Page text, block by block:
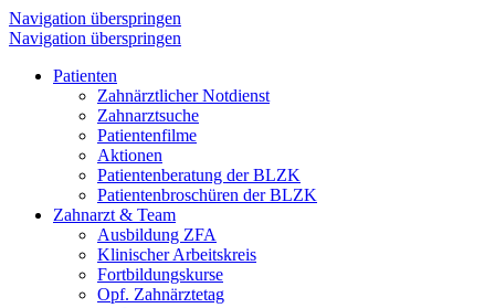
Navigation überspringen
Navigation überspringen
Patienten
Zahnärztlicher Notdienst
Zahnarztsuche
Patientenfilme
Aktionen
Patientenberatung der BLZK
Patientenbroschüren der BLZK
Zahnarzt & Team
Ausbildung ZFA
Klinischer Arbeitskreis
Fortbildungskurse
Opf. Zahnärztetag